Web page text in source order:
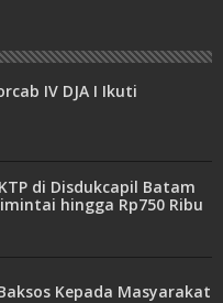
IV DJA I Ikuti
di Disdukcapil Batam
hingga Rp750 Ribu
Kepada Masyarakat